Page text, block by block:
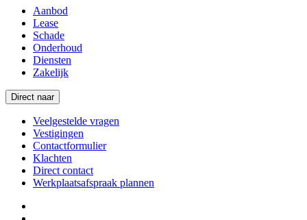
Aanbod
Lease
Schade
Onderhoud
Diensten
Zakelijk
Direct naar
Veelgestelde vragen
Vestigingen
Contactformulier
Klachten
Direct contact
Werkplaatsafspraak plannen